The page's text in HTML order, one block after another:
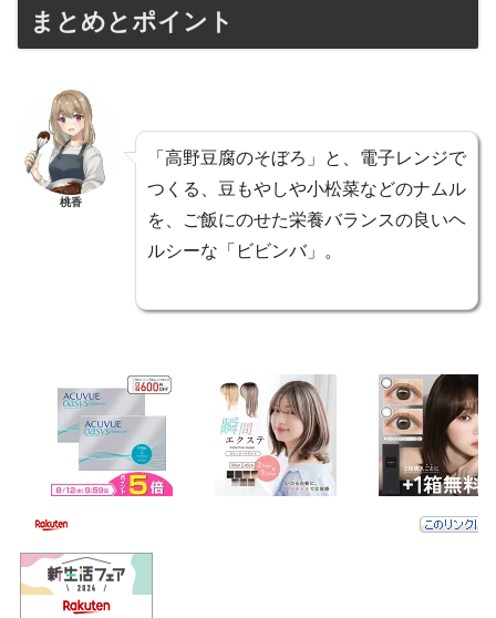
まとめとポイント
桃香
「高野豆腐のそぼろ」と、電子レンジで
つくる、豆もやしや小松菜などのナムル
を、ご飯にのせた栄養バランスの良いヘ
ルシーな「ビビンバ」。